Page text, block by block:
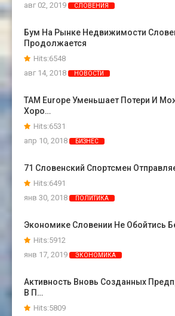
авг 02, 2019
СЛОВЕНИЯ
Бум На Рынке Недвижимости
Продолжается
Hits:6548
авг 14, 2018
НОВОСТИ
TAM Europe Уменьшает Потери И
Хоро…
Hits:6531
апр 10, 2018
БИЗНЕС
71 Словенский Спортсмен
Hits:6491
янв 30, 2018
ПОЛИТИКА
Экономике Словении Не Обойтись
Hits:5912
янв 17, 2019
ЭКОНОМИКА
Активность Вновь Созданных
В П…
Hits:5809